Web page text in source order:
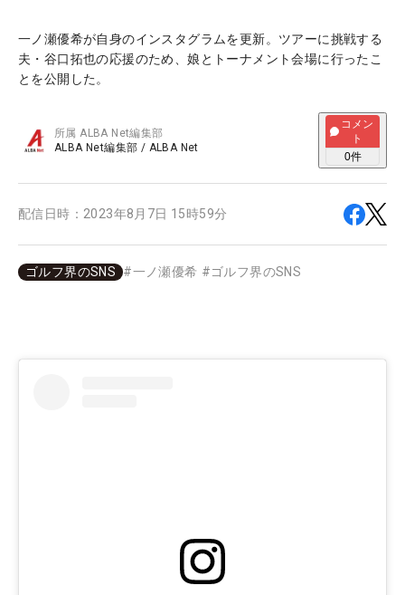
一ノ瀬優希が自身のインスタグラムを更新。ツアーに挑戦する
夫・谷口拓也の応援のため、娘とトーナメント会場に行ったこ
とを公開した。
所属ALBA Net編集部
ALBA Net編集部 / ALBA Net
コメン
ト
0件
配信日時： 2023年8月7日 15時59分
ゴルフ界のSNS #一ノ瀬優希 #ゴルフ界のSNS